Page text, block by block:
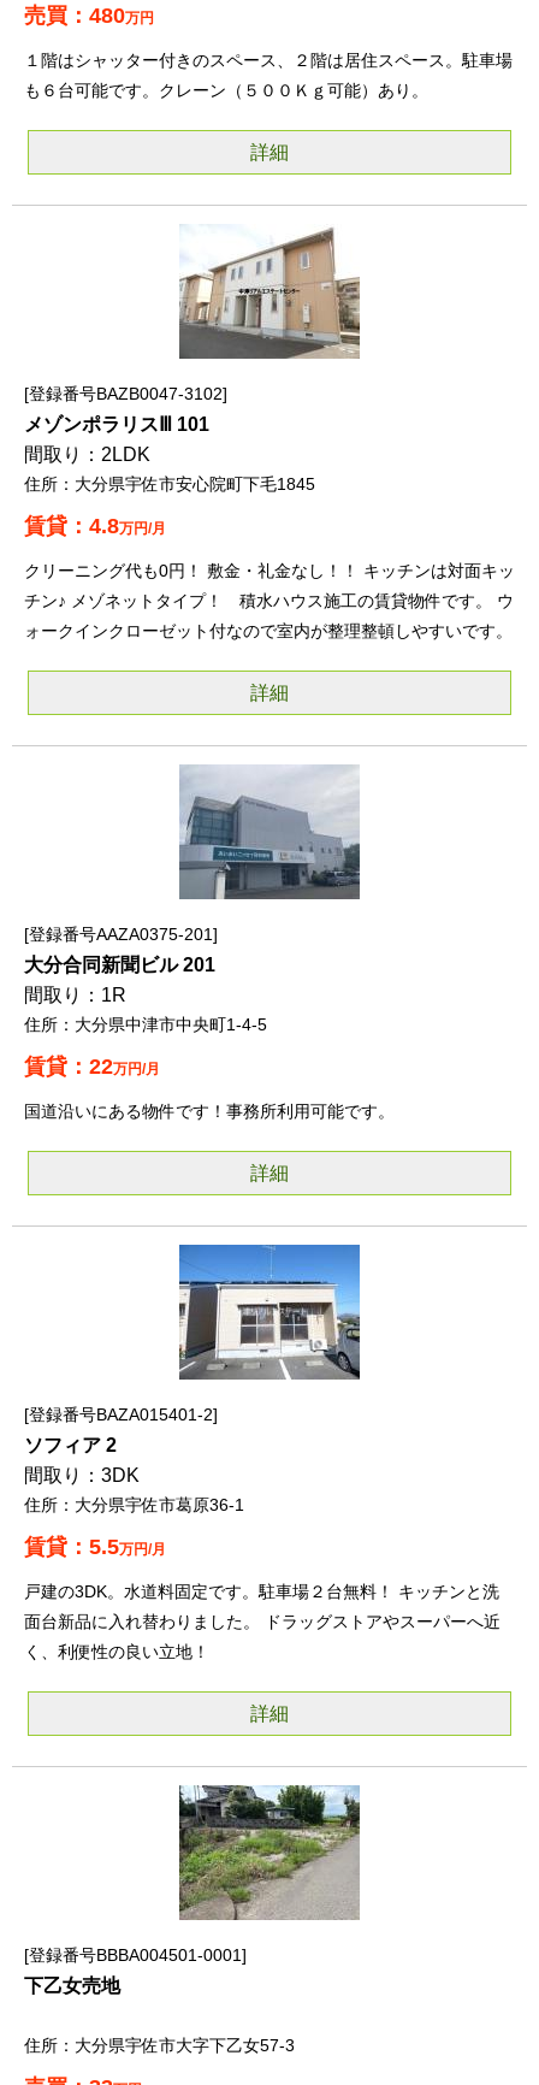
480万円
１階はシャッター付きのスペース、２階は居住スペース。駐車場
も６台可能です。クレーン（５００Ｋｇ可能）あり。
詳細
登録番号BAZB0047-3102
メゾンポラリスⅢ 101
2LDK
大分県宇佐市安心院町下毛1845
4.8万円/月
クリーニング代も0円！ 敷金・礼金なし！！ キッチンは対面キッ
チン♪ メゾネットタイプ！ 積水ハウス施工の賃貸物件です。 ウ
ォークインクローゼット付なので室内が整理整頓しやすいです。
詳細
登録番号AAZA0375-201
大分合同新聞ビル 201
1R
大分県中津市中央町1-4-5
22万円/月
国道沿いにある物件です！事務所利用可能です。
詳細
登録番号BAZA015401-2
ソフィア 2
3DK
大分県宇佐市葛原36-1
5.5万円/月
戸建の3DK。水道料固定です。駐車場２台無料！ キッチンと洗
面台新品に入れ替わりました。 ドラッグストアやスーパーへ近
く、利便性の良い立地！
詳細
登録番号BBBA004501-0001
下乙女売地
大分県宇佐市大字下乙女57-3